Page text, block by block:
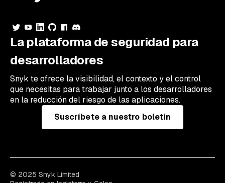
La plataforma de seguridad para
desarrolladores
Snyk te ofrece la visibilidad, el contexto y el control
que necesitas para trabajar junto a los desarrolladores
en la reducción del riesgo de las aplicaciones.
Suscríbete a nuestro boletín
© 2025 Snyk Limited